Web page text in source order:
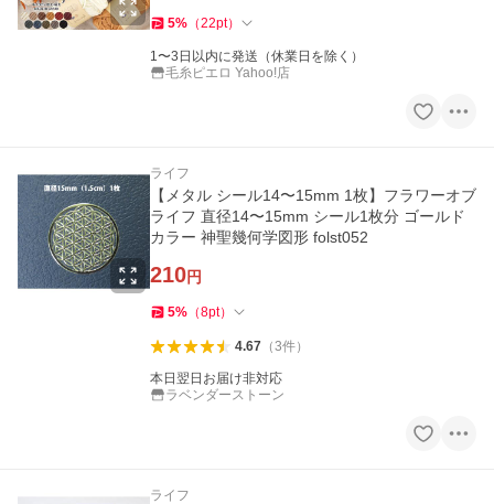
5% （22pt）
1〜3日以内に発送（休業日を除く）
毛糸ピエロ Yahoo!店
ライフ
【メタル シール14〜15mm 1枚】フラワーオブ
ライフ 直径14〜15mm シール1枚分 ゴールド
カラー 神聖幾何学図形 folst052
210円
5% （8pt）
4.67（3件）
本日翌日お届け非対応
ラベンダーストーン
ライフ